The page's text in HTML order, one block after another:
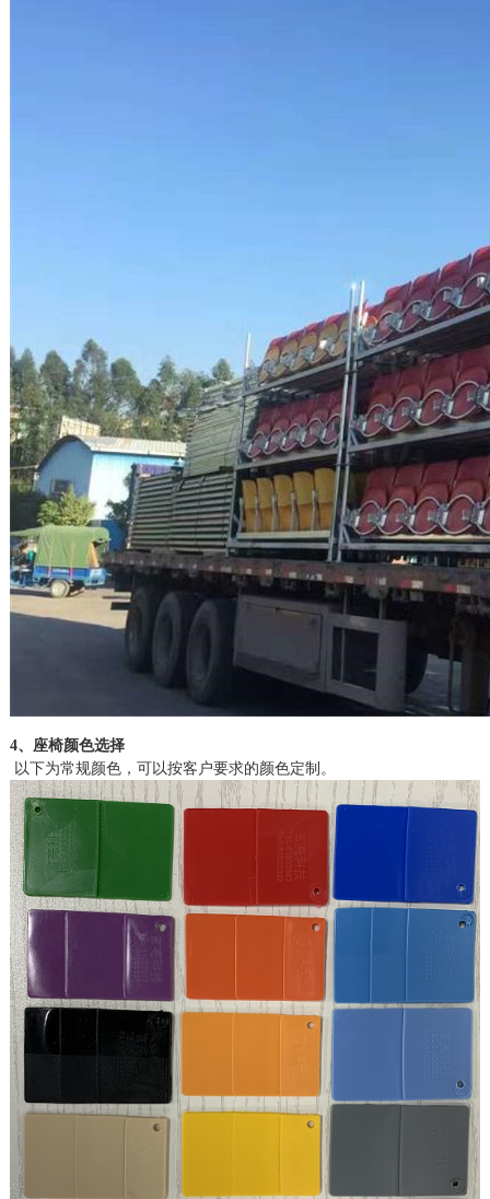
4、座椅颜色选择
以下为常规颜色，可以按客户要求的颜色定制。